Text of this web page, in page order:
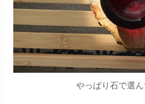
やっぱり石で選